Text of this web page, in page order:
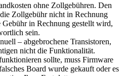
ohne Zollgebühren. Den
Zollgebühr nicht in Rechnung
Gebühr in Rechnung gestellt wird,
sein.
– abgebrochene Transistoren,
nicht die Funktionalität.
sollte, muss Firmware
Board wurde gekauft oder es